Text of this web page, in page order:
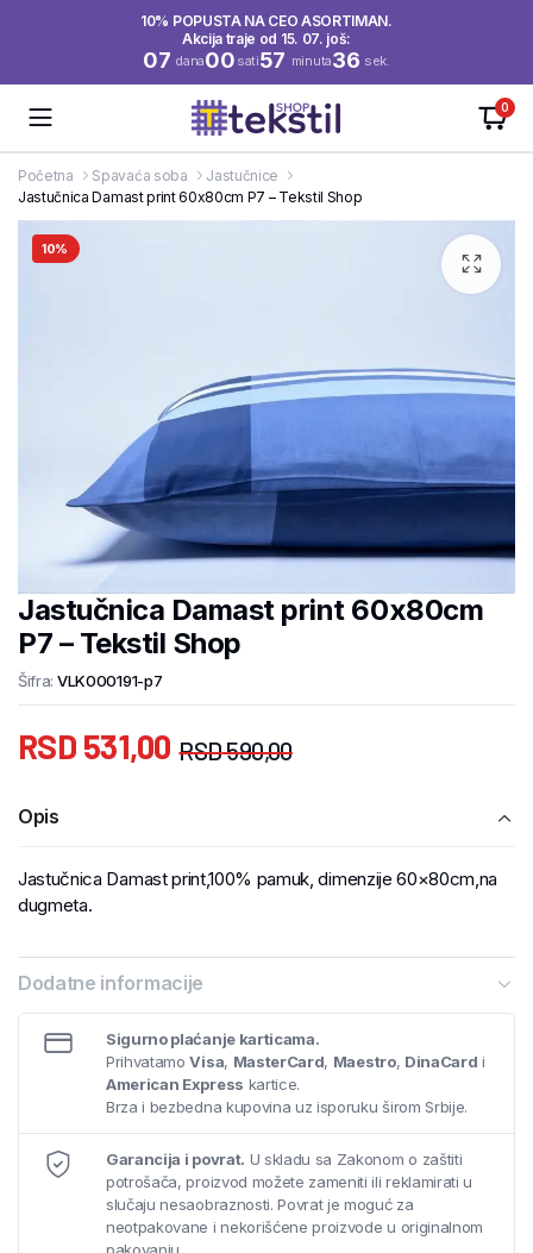
10% POPUSTA NA CEO ASORTIMAN.
Akcija traje od 15. 07. još:
07 dana00 sati57 minuta35 sek.
0
Početna Spavaća soba
Jastučnice
Jastučnica Damast print 60x80cm P7 – Tekstil Shop
10%
Jastučnica Damast print 60x80cm
P7 – Tekstil Shop
Šifra: VLK000191-p7
RSD590,00
RSD 531,00
Opis
Jastučnica Damast print,100% pamuk, dimenzije 60×80cm,na
dugmeta.
Dodatne informacije
Sigurno plaćanje karticama.
PrihvatamoVisa, MasterCard, Maestro, DinaCard i
American Express kartice.
Brza i bezbedna kupovina uz isporuku širom Srbije.
Garancija i povrat. U skladu sa Zakonom o zaštiti
potrošača, proizvod možete zameniti ili reklamirati u
slučaju nesaobraznosti. Povrat je moguć za
neotpakovane i nekorišćene proizvode u originalnom
pakovanju.